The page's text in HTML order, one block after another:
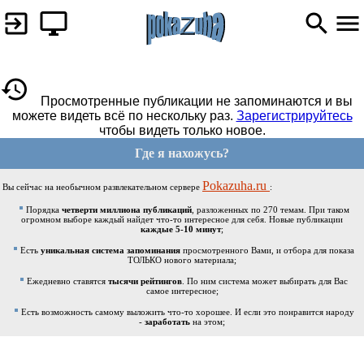
Просмотренные публикации не запоминаются и вы
можете видеть всё по нескольку раз. Зарегистрируйтесь
чтобы видеть только новое.
Где я нахожусь?
Вы сейчас на необычном развлекательном сервере Pokazuha.ru :
Порядка четверти миллиона публикаций, разложенных по 270 темам. При таком
огромном выборе каждый найдет что-то интересное для себя. Новые публикации
каждые 5-10 минут;
Есть уникальная система запоминания просмотренного Вами, и отбора для показа
ТОЛЬКО нового материала;
Ежедневно ставятся тысячи рейтингов . По ним система может выбирать для Вас
самое интересное;
Есть возможность самому выложить что-то хорошее. И если это понравится народу
- заработать на этом;